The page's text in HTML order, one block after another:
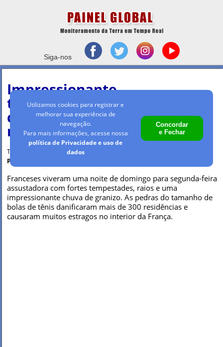
Siga-nos
Impressionante
tempestade de granizo
danifica mais de 300 casas
no interior da França
Terça-feira, 24 mai 2022 - 11h08
Por Maria Clara Machado
Franceses viveram uma noite de domingo para segunda-feira
assustadora com fortes tempestades, raios e uma
impressionante chuva de granizo. As pedras do tamanho de
bolas de tênis danificaram mais de 300 residências e
causaram muitos estragos no interior da França.
Utilizamos cookies para registrar e
melhorar sua experiência de
navegação.
Para mais informações, acesse nossa
política de Privacidade e uso de
dados
Concordar
e Fechar